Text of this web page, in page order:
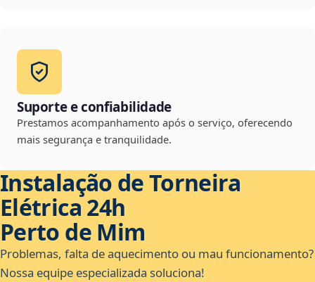
Suporte e confiabilidade
Prestamos acompanhamento após o serviço, oferecendo
mais segurança e tranquilidade.
Instalação de Torneira
Elétrica 24h
Perto de Mim
Problemas, falta de aquecimento ou mau funcionamento?
Nossa equipe especializada soluciona!